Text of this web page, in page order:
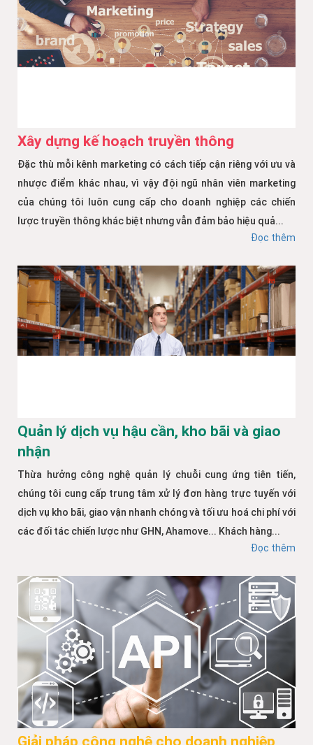
Xây dựng kế hoạch truyền thông
Đặc thù mỗi kênh marketing có cách tiếp cận riêng với ưu và
nhược điểm khác nhau, vì vậy đội ngũ nhân viên marketing
của chúng tôi luôn cung cấp cho doanh nghiệp các chiến
lược truyền thông khác biệt nhưng vẫn đảm bảo hiệu quả...
Đọc thêm
Quản lý dịch vụ hậu cần, kho bãi và giao
nhận
Thừa hưởng công nghệ quản lý chuỗi cung ứng tiên tiến,
chúng tôi cung cấp trung tâm xử lý đơn hàng trực tuyến với
dịch vụ kho bãi, giao vận nhanh chóng và tối ưu hoá chi phí với
các đối tác chiến lược như GHN, Ahamove... Khách hàng...
Đọc thêm
Giải pháp công nghệ cho doanh nghiệp